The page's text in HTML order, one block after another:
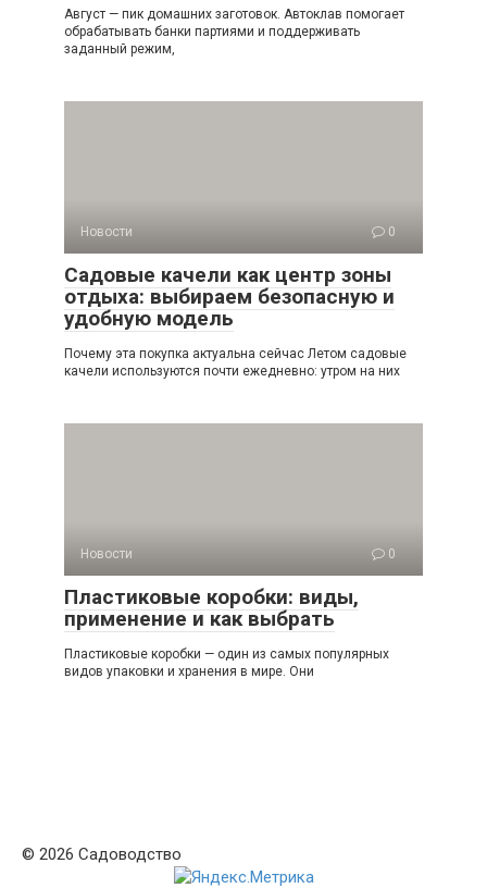
Август — пик домашних заготовок. Автоклав помогает
обрабатывать банки партиями и поддерживать
заданный режим,
Новости 0
Садовые качели как центр зоны
отдыха: выбираем безопасную и
удобную модель
Почему эта покупка актуальна сейчас Летом садовые
качели используются почти ежедневно: утром на них
Новости 0
Пластиковые коробки: виды,
применение и как выбрать
Пластиковые коробки — один из самых популярных
видов упаковки и хранения в мире. Они
© 2026 Садоводство